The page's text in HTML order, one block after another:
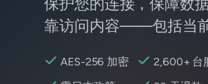
保护您的连接，保障数
靠访问内容——包括当
AES-256 加密
2,600+ 台